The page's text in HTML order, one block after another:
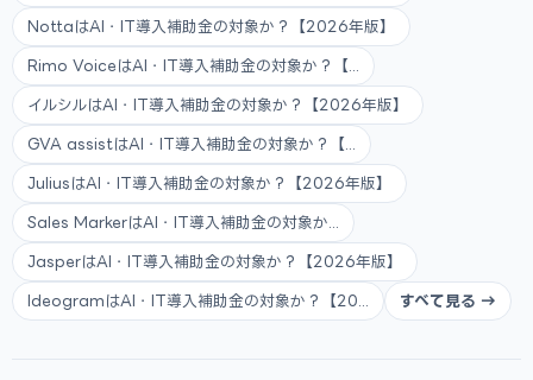
NottaはAI・IT導入補助金の対象か？【2026年版】
Rimo VoiceはAI・IT導入補助金の対象か？【...
イルシルはAI・IT導入補助金の対象か？【2026年版】
GVA assistはAI・IT導入補助金の対象か？【...
JuliusはAI・IT導入補助金の対象か？【2026年版】
Sales MarkerはAI・IT導入補助金の対象か...
JasperはAI・IT導入補助金の対象か？【2026年版】
IdeogramはAI・IT導入補助金の対象か？【20... すべて見る →